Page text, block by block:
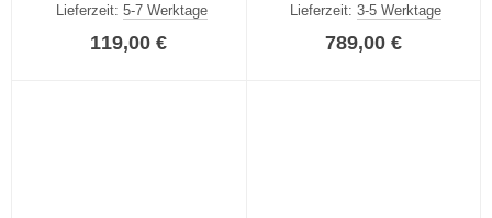
weiß
Lieferzeit: 5-7 Werktage
119,00 €
Lieferzeit:3-5 Werktage
789,00 €